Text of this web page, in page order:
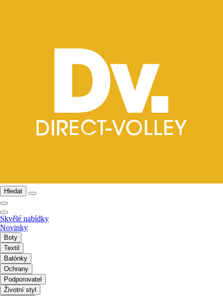
Hledat
Skvělé nabídky
Novinky
Boty
Textil
Balónky
Ochrany
Podporovatel
Životní styl